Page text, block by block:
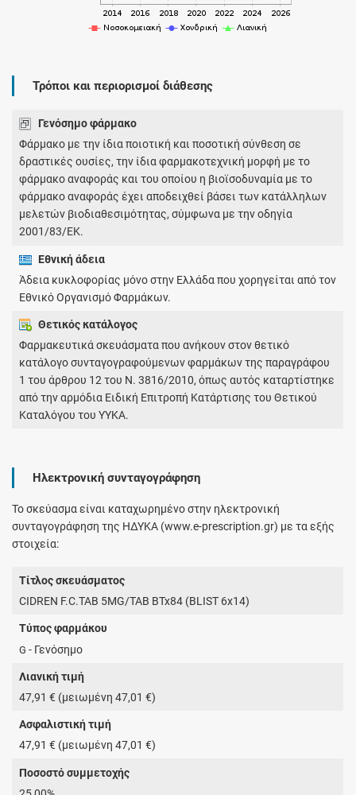
Τρόποι και περιορισμοί διάθεσης
Γενόσημο φάρμακο
Φάρμακο με την ίδια ποιοτική και ποσοτική σύνθεση σε
δραστικές ουσίες, την ίδια φαρμακοτεχνική μορφή με το
φάρμακο αναφοράς και του οποίου η βιοϊσοδυναμία με το
φάρμακο αναφοράς έχει αποδειχθεί βάσει των κατάλληλων
μελετών βιοδιαθεσιμότητας, σύμφωνα με την οδηγία
2001/83/ΕΚ.
Εθνική άδεια
Άδεια κυκλοφορίας μόνο στην Ελλάδα που χορηγείται από τον
Εθνικό Οργανισμό Φαρμάκων.
Θετικός κατάλογος
Φαρμακευτικά σκευάσματα που ανήκουν στον θετικό
κατάλογο συνταγογραφούμενων φαρμάκων της παραγράφου
1 του άρθρου 12 του Ν. 3816/2010, όπως αυτός καταρτίστηκε
από την αρμόδια Ειδική Επιτροπή Κατάρτισης του Θετικού
Καταλόγου του ΥΥΚΑ.
Ηλεκτρονική συνταγογράφηση
Το σκεύασμα είναι καταχωρημένο στην ηλεκτρονική
συνταγογράφηση της ΗΔΥΚΑ (www.e-prescription.gr) με τα εξής
στοιχεία:
Τίτλος σκευάσματος
CIDREN F.C.TAB 5MG/TAB BTx84 (BLIST 6x14)
Τύπος φαρμάκου
G - Γενόσημο
Λιανική τιμή
47,91 € (μειωμένη 47,01 €)
Ασφαλιστική τιμή
47,91 € (μειωμένη 47,01 €)
Ποσοστό συμμετοχής